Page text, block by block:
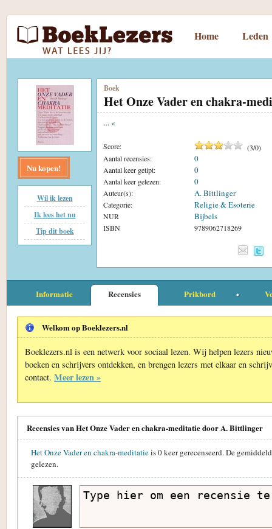
Home Leden
Nu kopen!
Wil ik lezen
Ik lees het nu
Tip dit boek
Boek
Het Onze Vader en chakra-
... «
Score: (3/0)
Aantal recensies:
0
Aantal keer getipt: 0
Aantal keer gelezen: 0
Auteur(s): A. Bittlinger
Categorie: Religie & Esoterie
NUR Bijbels
ISBN 9789062718269
Informatie Recensies Prikbord
Welkom op Boeklezers.nl
Boeklezers.nl is een netwerk voor sociaal lezen. Wij helpen lezers
boeken en schrijvers ontdekken, en brengen lezers met elkaar en
contact. Meer lezen »
Recensies van Het Onze Vader en chakra-meditatie door A. Bittlinger
Het Onze Vader en chakra-meditatieis0keer gerecenseerd. De
gelezen.